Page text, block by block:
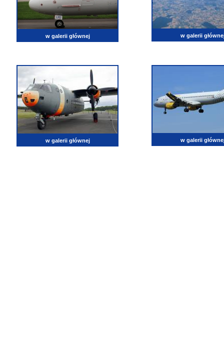
w galerii głównej w galerii
w galerii głównej w galerii